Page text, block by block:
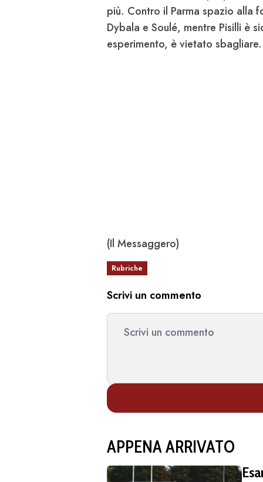
più. Contro il Parma spazio alla
Dybala e Soulé, mentre Pisilli è
esperimento, è vietato sbagliare.
(Il Messaggero)
Rubriche
Scrivi un commento
APPENA ARRIVATO